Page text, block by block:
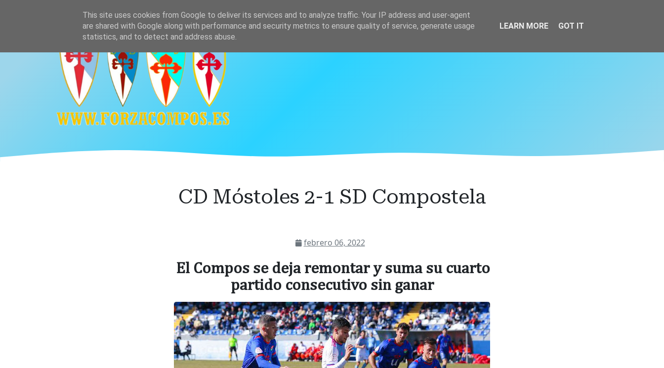
Home Plantilla Calendario y resultados Clasificación
CD Móstoles 2-1 SD Compostela
febrero 06, 2022
El Compos se deja remontar y suma su cuarto
partido consecutivo sin ganar
This site uses cookies from Google to deliver its services and to analyze traffic. Your IP address and user-agent
are shared with Google along with performance and security metrics to ensure quality of service, generate usage
statistics, and to detect and address abuse.
LEARN MORE GOT IT